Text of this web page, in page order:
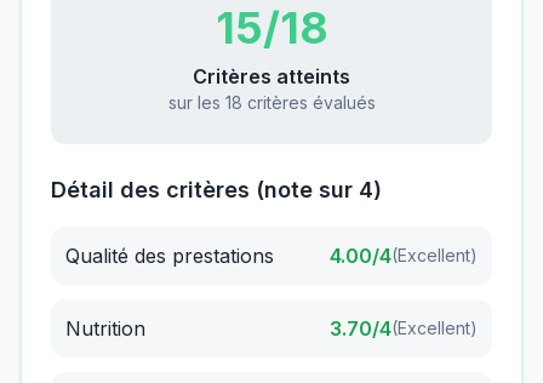
15/18
Critères atteints
sur les 18 critères évalués
Détail des critères (note sur 4)
Qualité des prestations 4.00/4(Excellent)
Nutrition 3.70/4(Excellent)